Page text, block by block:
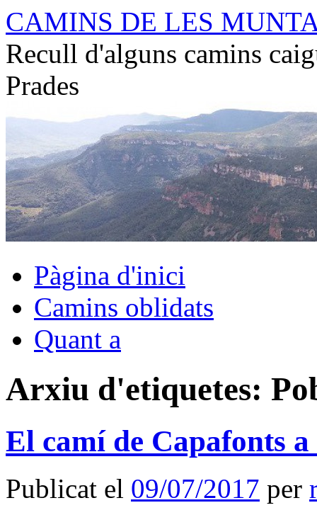
Vés
al
contingut
CAMINS DE LES
Recull d'alguns camins
Prades
Pàgina d'inici
Camins oblidats
Quant a
Arxiu d'etiquetes:
El camí de Capafonts a
Publicat el 09/07/2017 per